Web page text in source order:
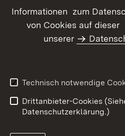
Benutzungshinweise
Informationen zum
von Cookies auf dieser
unserer
Technisch notwendige
Drittanbieter-Cookies
Datenschutzerklärung.)